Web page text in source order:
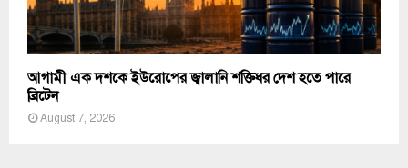
আগামী এক দশকে ইউরোপের জ্বালানি শক্তিধর দেশ হতে পারে
ব্রিটেন
August 7, 2026